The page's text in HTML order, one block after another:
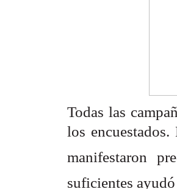
Todas las
los encuestados.
manifestaron
suficientes